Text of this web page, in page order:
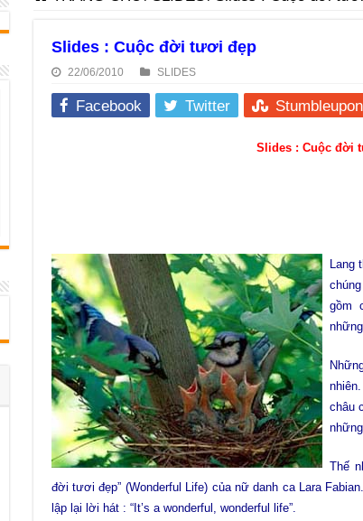
Slides : Cuộc đời tươi đẹp
22/06/2010 SLIDES
Facebook Twitter Stumbleupon
Slides : Cuộc đời
Lang
gồm
châu
Thế
đời tươi đẹp” (Wonderful Life) của nữ danh ca Lara
lập lại lời hát : “It’s a wonderful, wonderful life”.